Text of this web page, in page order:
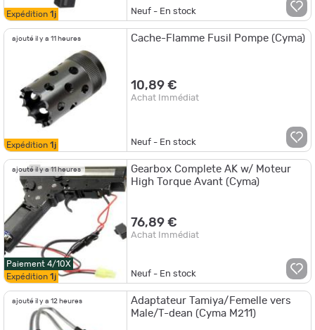
Expédition 1j Neuf - En stock
ajouté il y a 11 heures
Expédition 1j
Cache-Flamme Fusil Pompe (Cyma)
10,89 €
Achat Immédiat
Neuf - En stock
ajouté il y a 11 heures
Paiement 4/10X
Expédition 1j
Gearbox Complete AK w/ Moteur
High Torque Avant (Cyma)
76,89 €
Achat Immédiat
Neuf - En stock
ajouté il y a 12 heures
Adaptateur Tamiya/Femelle vers
Male/T-dean (Cyma M211)